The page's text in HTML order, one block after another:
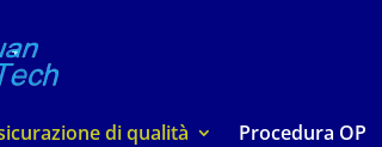
di qualità Procedura OP